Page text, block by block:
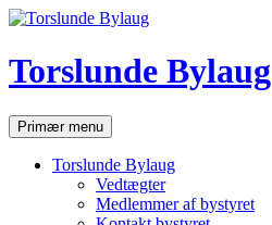
Hop
indhold
Torslunde Bylaug
SøgPrimær menu
Torslunde Bylaug
Vedtægter
Medlemmer af bystyret